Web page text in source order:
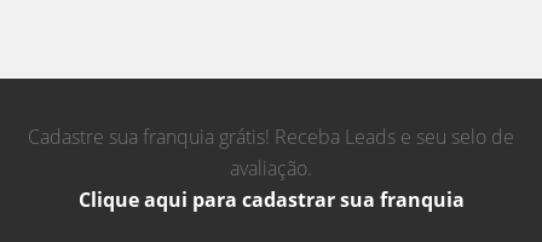
Cadastre sua franquia grátis! Receba Leads e seu selo de
avaliação.
Clique aqui para cadastrar sua franquia